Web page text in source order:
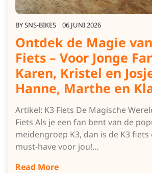
BYSNS-BIKES 06 JUNI 2026
Ontdek de Magie
Fiets – Voor Jonge
Karen, Kristel en
Hanne, Marthe en
Artikel: K3 Fiets De Magische
Fiets Als je een fan bent van de
meidengroep K3, dan is de K3
must-have voor jou!…
Read More